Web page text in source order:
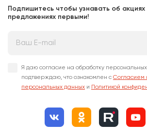
Подпишитесь чтобы узнавать об акциях
предложениях первыми!
Я даю согласие на обработку
подтверждаю, что ознакомлен с Согласием
персональных данных и Политикой